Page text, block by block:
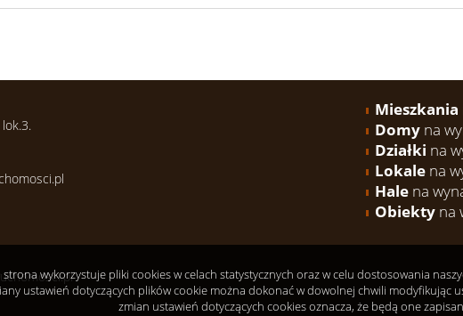
Mieszkania
Domy na
Działki na
Lokale na
Hale na
Obiekty na
strona wykorzystuje pliki cookies w celach statystycznych oraz w celu dostosowania
ustawień dotyczących plików cookie można dokonać w dowolnej chwili modyfikując
zmian ustawień dotyczących cookies oznacza, że będą one